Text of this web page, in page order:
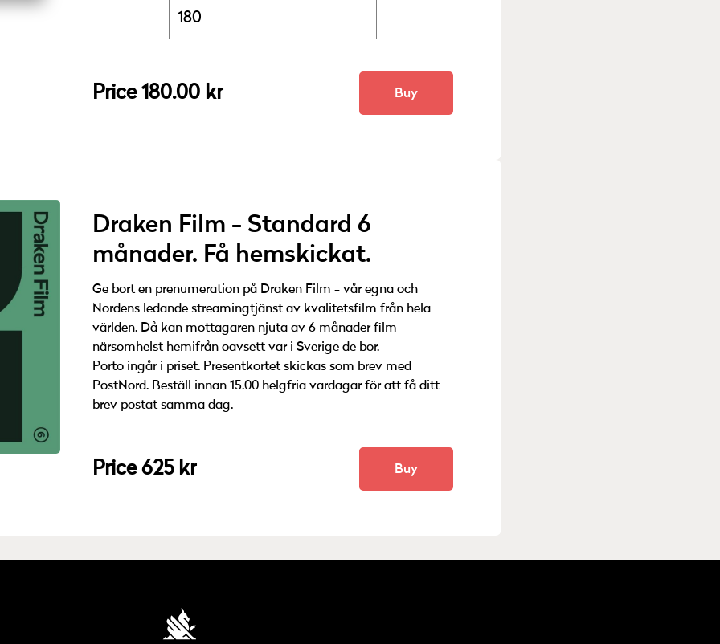
Price 180.00 kr Buy
Mottagarens namn kommer stå på presentkortet.
Draken Film - Standard 6
månader. Få hemskickat.
Ge bort en prenumeration på Draken Film - vår egna och
Nordens ledande streamingtjänst av kvalitetsfilm från hela
världen. Då kan mottagaren njuta av 6 månader film
närsomhelst hemifrån oavsett var i Sverige de bor.
Porto ingår i priset. Presentkortet skickas som brev med
PostNord. Beställ innan 15.00 helgfria vardagar för att få ditt
brev postat samma dag.
Price 625 kr Buy